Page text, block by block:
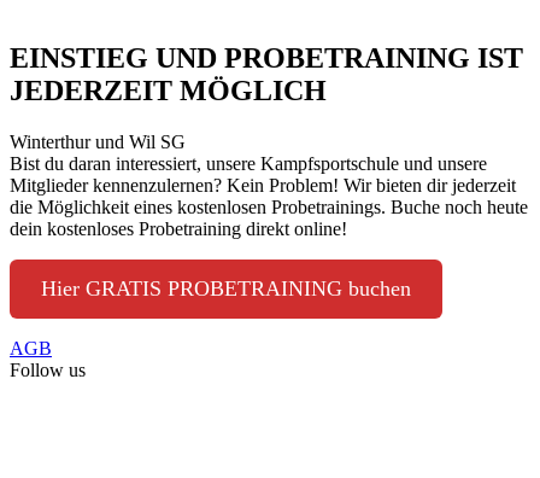
EINSTIEG UND PROBETRAINING IST
JEDERZEIT MÖGLICH
Winterthur und Wil SG
Bist du daran interessiert, unsere Kampfsportschule und unsere
Mitglieder kennenzulernen? Kein Problem! Wir bieten dir jederzeit
die Möglichkeit eines kostenlosen Probetrainings. Buche noch heute
dein kostenloses Probetraining direkt online!
Hier GRATIS PROBETRAINING buchen
AGB
Follow us